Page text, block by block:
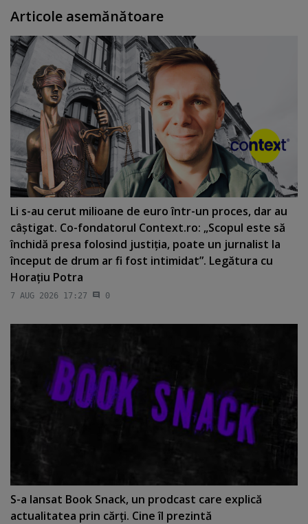
Articole asemănătoare
Li s-au cerut milioane de euro într-un proces, dar au
câştigat. Co-fondatorul Context.ro: „Scopul este să
închidă presa folosind justiţia, poate un jurnalist la
început de drum ar fi fost intimidat”. Legătura cu
Horaţiu Potra
7 AUG 2026 17:27 0
S-a lansat Book Snack, un prodcast care explică
actualitatea prin cărţi. Cine îl prezintă